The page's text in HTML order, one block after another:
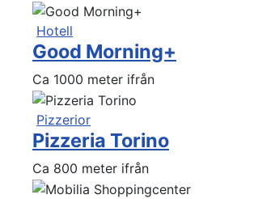
Hotell
Good Morning+
Ca 1000 meter ifrån
Pizzerior
Pizzeria Torino
Ca 800 meter ifrån